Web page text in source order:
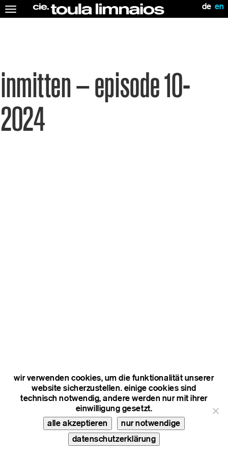
de en
Toggle
navigation
inmitten – episode 10-
2024
wir verwenden cookies, um die funktionalität unserer
website sicherzustellen. einige cookies sind
technisch notwendig, andere werden nur mit ihrer
einwilligung gesetzt.
alle akzeptieren
nur notwendige
datenschutzerklärung